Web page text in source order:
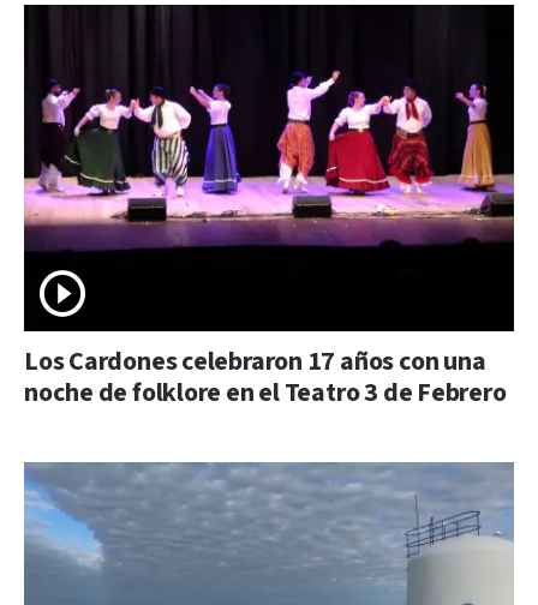
Los Cardones celebraron 17 años con una
noche de folklore en el Teatro 3 de Febrero